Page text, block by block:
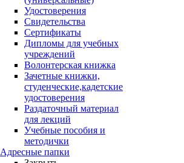
Удостоверения
Свидетельства
Сертификаты
Дипломы для учебных
учреждений
Волонтерская книжка
Зачетные книжки,
студенческие,кадетские
удостоверения
Раздаточный материал
для лекций
Учебные пособия и
методички
Адресные папки